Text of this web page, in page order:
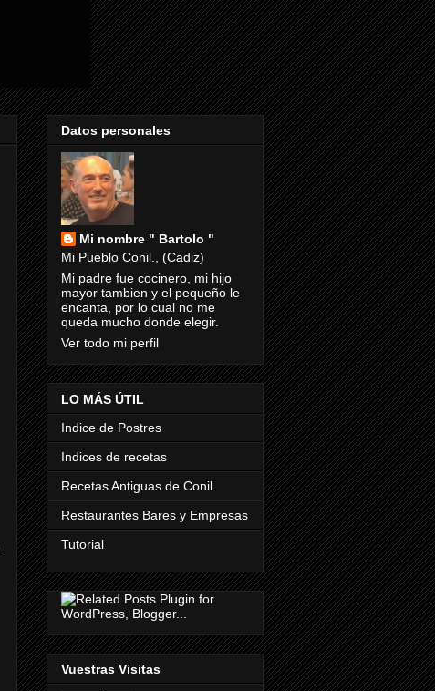
Datos personales
Mi nombre " Bartolo "
Mi Pueblo Conil., (Cadiz)
Mi padre fue cocinero, mi hijo
mayor tambien y el pequeño le
encanta, por lo cual no me
queda mucho donde elegir.
Ver todo mi perfil
LO MÁS ÚTIL
Indice de Postres
Indices de recetas
Recetas Antiguas de Conil
Restaurantes Bares y Empresas
Tutorial
Vuestras Visitas